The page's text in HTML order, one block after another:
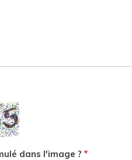
dans l'image ?